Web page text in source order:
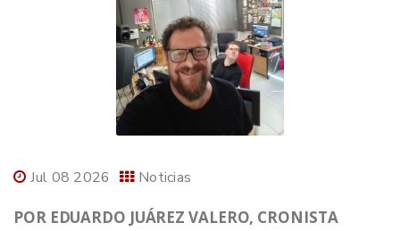
Jul 08 2026 Noticias
POR EDUARDO JUÁREZ VALERO, CRONISTA